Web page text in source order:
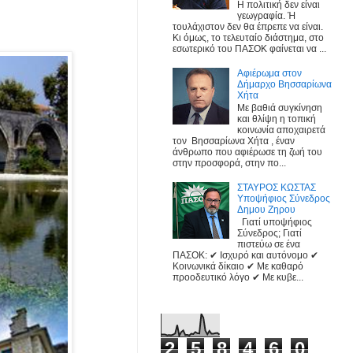
Η πολιτική δεν είναι
γεωγραφία. Ή
τουλάχιστον δεν θα έπρεπε να είναι.
Κι όμως, το τελευταίο διάστημα, στο
εσωτερικό του ΠΑΣΟΚ φαίνεται να ...
Αφιέρωμα στον
Δήμαρχο Βησσαρίωνα
Χήτα
Με βαθιά συγκίνηση
και θλίψη η τοπική
κοινωνία αποχαιρετά
τον Βησσαρίωνα Χήτα , έναν
άνθρωπο που αφιέρωσε τη ζωή του
στην προσφορά, στην πο...
ΣΤΑΥΡΟΣ ΚΩΣΤΑΣ
Υποψήφιος Σύνεδρος
Δημου Ζηρου
Γιατί υποψήφιος
Σύνεδρος; Γιατί
πιστεύω σε ένα
ΠΑΣΟΚ: ✔ Ισχυρό και αυτόνομο ✔
Κοινωνικά δίκαιο ✔ Με καθαρό
προοδευτικό λόγο ✔ Με κυβε...
2 5 8 4 6 0